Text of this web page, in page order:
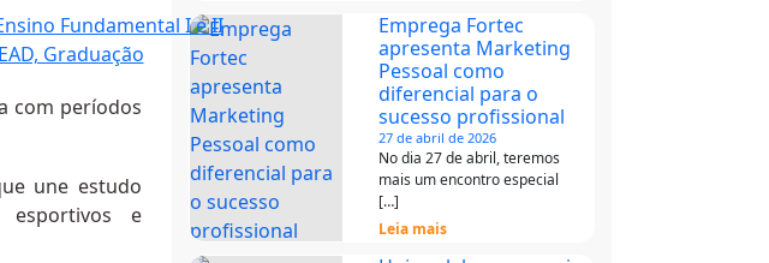
Fundamental I e II
Graduação
com períodos
une estudo
esportivos e
Emprega Fortec
apresenta Marketing
Pessoal como
diferencial para o
sucesso profissional
27 de abril de 2026
No dia 27 de abril, teremos
mais um encontro especial
[…]
Leia mais